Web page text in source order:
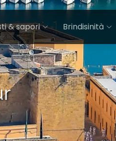
& sapori Brindisinità